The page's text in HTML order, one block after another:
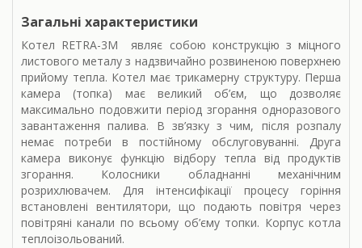
Загальні характеристики
Котел RETRA-3M являє собою конструкцію з міцного
листового металу з надзвичайно розвиненою поверхнею
прийому тепла. Котел має трикамерну структуру. Перша
камера (топка) має великий об’єм, що дозволяє
максимально подовжити період згорання одноразового
завантаження палива. В зв’язку з чим, після розпалу
немає потреби в постійному обслуговуванні. Друга
камера виконує функцію відбору тепла від продуктів
згорання. Колосники обладнанні механічним
розрихлювачем. Для інтенсифікації процесу горіння
встановлені вентилятори, що подають повітря через
повітряні канали по всьому об’єму топки. Корпус котла
теплоізольований.